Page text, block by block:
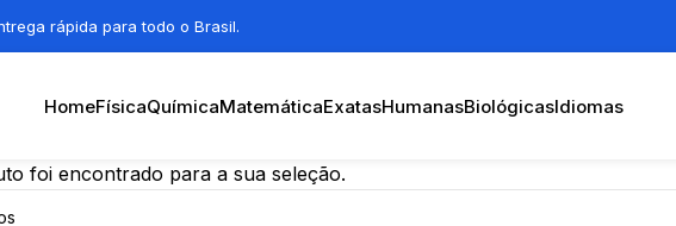
rápida para todo o Brasil.
HomeFísicaQuímicaMatemáticaExatasHumanasBiológicasIdiomas
foi encontrado para a sua seleção.